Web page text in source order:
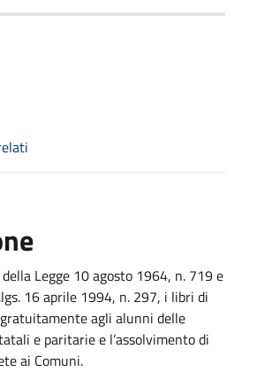
Legge 10 agosto 1964, n. 719 e
16 aprile 1994, n. 297, i libri di
agli alunni delle
e paritarie e l’assolvimento di
ai Comuni.